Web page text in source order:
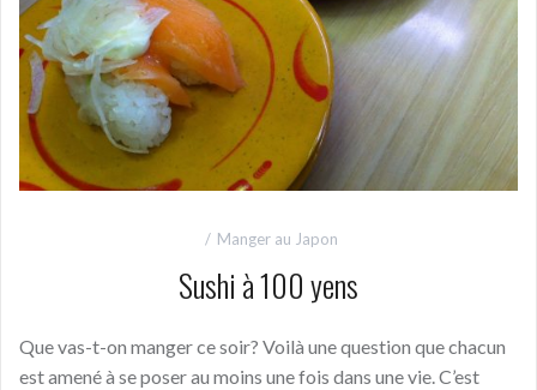
Manger au Japon
Sushi à 100 yens
Que vas-t-on manger ce soir? Voilà une question que chacun
est amené à se poser au moins une fois dans une vie. C’est